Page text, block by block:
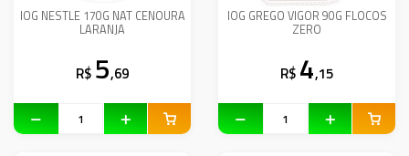
IOG NESTLE 170G NAT CENOURA
LARANJA
R$ 5,69
IOG GREGO VIGOR 90G FLOCOS
ZERO
R$ 4,15